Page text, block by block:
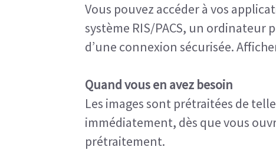
Vous pouvez accéder à vos
système RIS/PACS, un ordinateur
d’une connexion sécurisée.
Quand vous en avez besoin
Les images sont prétraitées de
immédiatement, dès que vous
prétraitement.